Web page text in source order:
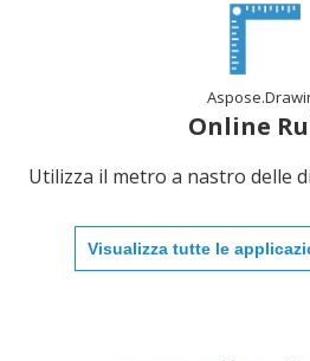
Online
Utilizza il metro a nastro delle
Visualizza tutte le